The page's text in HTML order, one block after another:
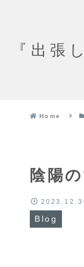
『
Home
陰陽の
Blog